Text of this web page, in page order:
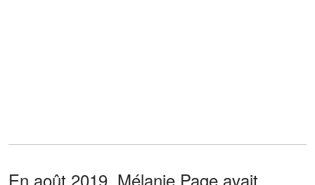
En août 2019, Mélanie Page avait